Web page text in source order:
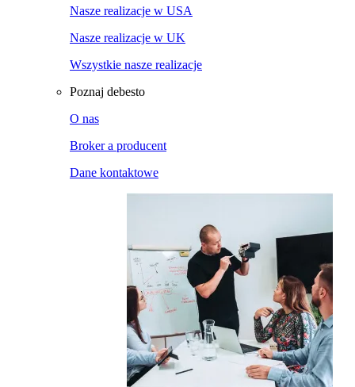
Nasze realizacje w USA
Nasze realizacje w UK
Wszystkie nasze realizacje
Poznaj debesto
O nas
Broker a producent
Dane kontaktowe